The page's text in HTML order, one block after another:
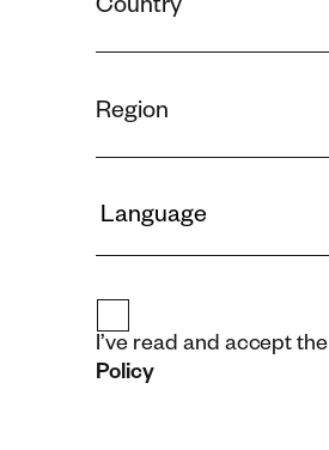
I’ve read and accept the
Policy